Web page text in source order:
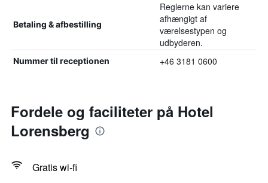
Betaling & afbestilling
Reglerne kan variere
afhængigt af
værelsestypen og
udbyderen.
Nummer til receptionen +46 3181 0600
Fordele og faciliteter på Hotel
Lorensberg
Gratis wi-fi